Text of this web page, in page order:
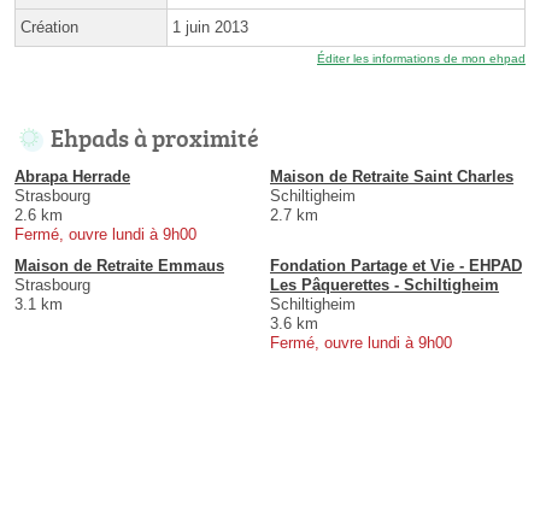
Création 1 juin 2013
Éditer les informations de mon ehpad
Ehpads à proximité
Abrapa Herrade
Strasbourg
2.6 km
Fermé, ouvre lundi à 9h00
Maison de Retraite Saint Charles
Schiltigheim
2.7 km
Maison de Retraite Emmaus
Strasbourg
3.1 km
Fondation Partage et Vie - EHPAD
Les Pâquerettes - Schiltigheim
Schiltigheim
3.6 km
Fermé, ouvre lundi à 9h00